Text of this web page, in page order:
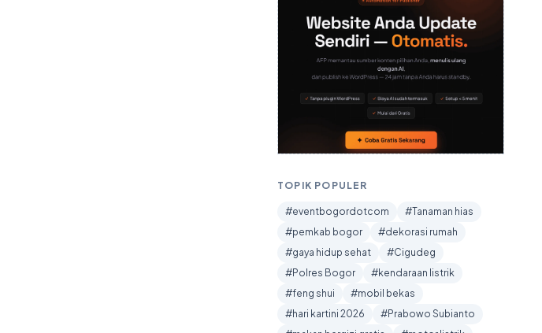
TOPIK POPULER
#eventbogordotcom
#Tanaman hias
#pemkab bogor
#dekorasi rumah
#gaya hidup sehat
#Cigudeg
#Polres Bogor
#kendaraan listrik
#feng shui
#mobil bekas
#hari kartini 2026
#Prabowo Subianto